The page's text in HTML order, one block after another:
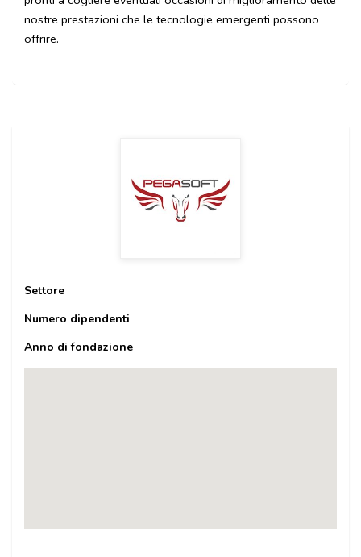
nostre prestazioni che le tecnologie emergenti possono
offrire.
Settore
Numero dipendenti
Anno di fondazione